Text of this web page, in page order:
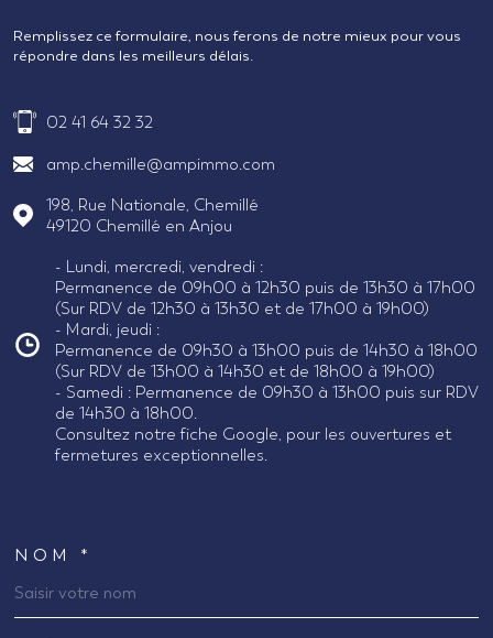
Remplissez ce formulaire, nous ferons de notre mieux pour vous
répondre dans les meilleurs délais.
02 41 64 32 32
amp.chemille@ampimmo.com
198, Rue Nationale, Chemillé
49120
Chemillé en Anjou
- Lundi, mercredi, vendredi :
Permanence de 09h00 à 12h30 puis de 13h30 à 17h00
(Sur RDV de 12h30 à 13h30 et de 17h00 à 19h00)
- Mardi, jeudi :
Permanence de 09h30 à 13h00 puis de 14h30 à 18h00
(Sur RDV de 13h00 à 14h30 et de 18h00 à 19h00)
- Samedi : Permanence de 09h30 à 13h00 puis sur RDV
de 14h30 à 18h00.
Consultez notre fiche Google, pour les ouvertures et
fermetures exceptionnelles.
TRAD_MELTEM_VOSCOORDONNEES
NOM *